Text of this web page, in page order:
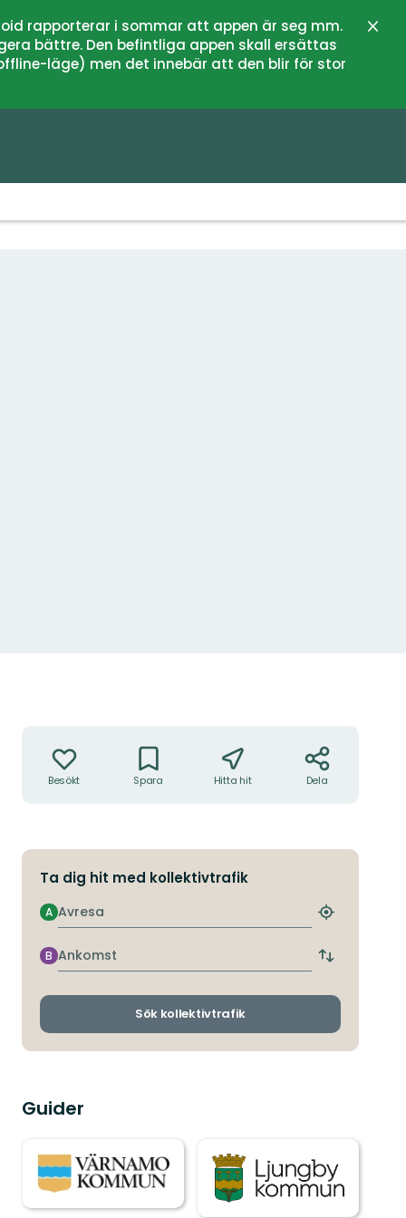
rapporterar i sommar att appen är seg mm.
bättre. Den befintliga appen skall ersättas
läge) men det innebär att den blir för stor
Besökt Spara Hitta hit Dela
Ta dig hit med kollektivtrafik
Avresa
A
Hitta
hållplats
Ankomst
B
Byt
och
Sök kollektivtrafik
Guider